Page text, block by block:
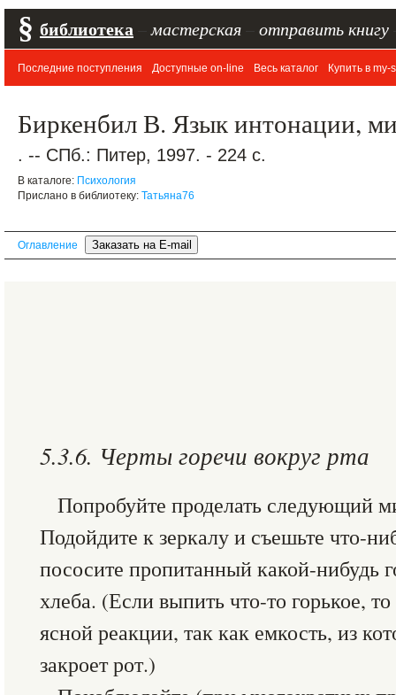
§ библиотека мастерская отправить книгу
Последние поступления Доступные on-line Весь каталог Купить в my-
Биркенбил В. Язык интонации,
. -- СПб.: Питер, 1997. - 224 с.
В каталоге: Психология
Прислано в библиотеку: Татьяна76
Оглавление
5.3.6. Черты горечи вокруг рта
Попробуйте проделать следующий
Подойдите к зеркалу и съешьте что-
пососите пропитанный какой-нибудь
хлеба. (Если выпить что-то горькое,
ясной реакции, так как емкость, из
закроет рот.)